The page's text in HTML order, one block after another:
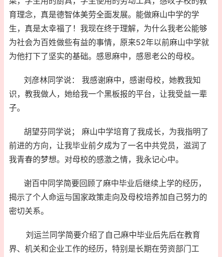
育理念，真是德智体美劳全面发展。能做麻山中学的学
生，真是太幸福了！我现在终于理解，为什么我老公能够
为社会为百姓做些有益的事情，原来52年以前麻山中学就
为他打下了坚实的基础。感恩麻中，感恩老公的母校。
刘彦林同学说： 我感谢麻中，感谢母校，她教我知
识，教我做人，她给我一个黑板报的平台，让我受益一辈
子。
胡望芬同学说； 麻山中学培育了我成长，为我指明了
前进的方向，让我毕业前夕成为了一名中共党员，滋润了
我青春的梦想。对母校的感激之情，我永记心中。
谢百中同学简要回顾了麻中毕业后继续上学的经历，
揭示了个人命运与国家政策走向及母校培养加自己努力的
密切关系。
刘运兰同学简要介绍了自己麻中毕业后先后在教育
界、机关和企业工作的经历，特别是长期在劳资部门工